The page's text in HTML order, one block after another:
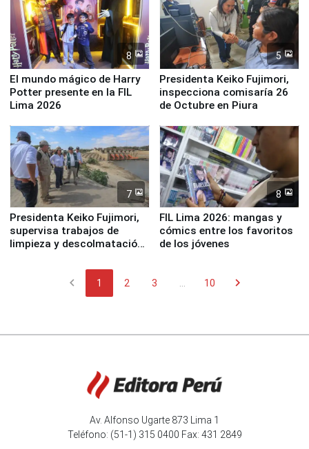
8
El mundo mágico de Harry
Potter presente en la FIL
Lima 2026
5
Presidenta Keiko Fujimori,
inspecciona comisaría 26
de Octubre en Piura
7
Presidenta Keiko Fujimori,
supervisa trabajos de
limpieza y descolmatación
8
FIL Lima 2026: mangas y
cómics entre los favoritos
de los jóvenes
chevron_left 1 2 3 10 chevron_right
Av. Alfonso Ugarte 873 Lima 1
Teléfono: (51-1) 315 0400 Fax: 431 2849